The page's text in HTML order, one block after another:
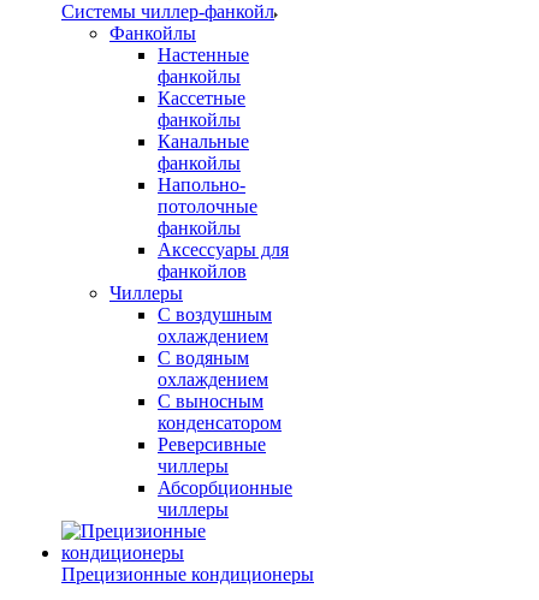
Системы чиллер-фанкойл
Фанкойлы
Настенные
фанкойлы
Кассетные
фанкойлы
Канальные
фанкойлы
Напольно-
потолочные
фанкойлы
Аксессуары для
фанкойлов
Чиллеры
С воздушным
охлаждением
С водяным
охлаждением
С выносным
конденсатором
Реверсивные
чиллеры
Абсорбционные
чиллеры
Прецизионные кондиционеры